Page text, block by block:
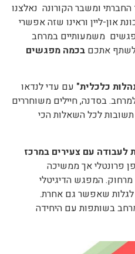
ומשבר הקורונה נאלצנו
און-ליין וראינו שזה אפשרי
משמעותיים במרחב
לשתף אתכם בכמה מפגשים
כלכלית" עם עדי לנדאו
בסדנה, חיילים משוחררים
לכל השאלות הכי
עם צעירים במרכז
פרונטלי אך ממשיכה
המפגש הדיגיטלי
לגלות שאפשר גם אחרת.
בשותפות עם היחידה